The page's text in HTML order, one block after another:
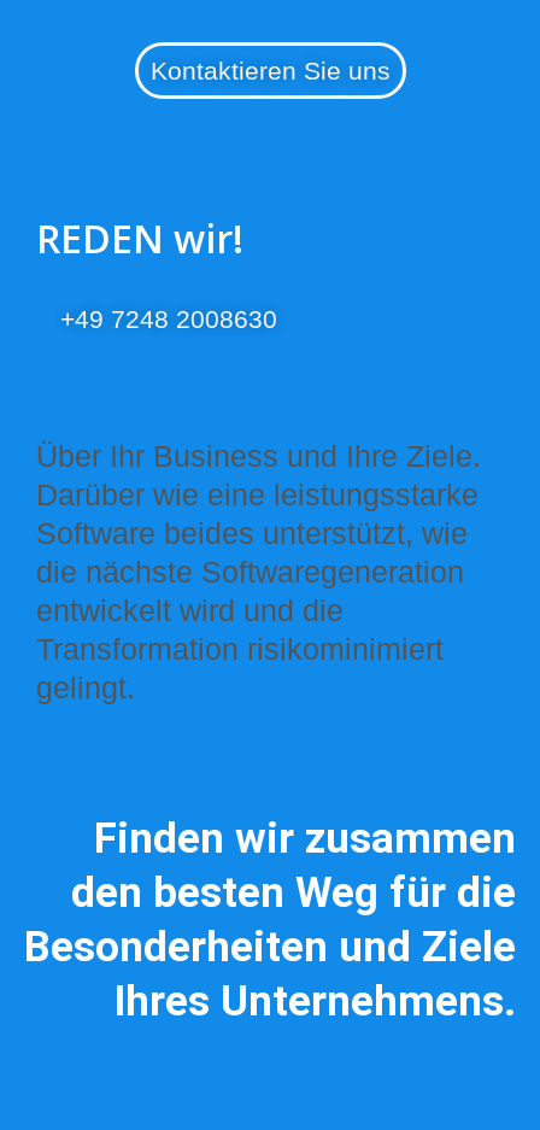
Kontaktieren Sie uns
REDEN wir!
+49 7248 2008630
Über Ihr Business und Ihre Ziele.
Darüber wie eine leistungsstarke
Software beides unterstützt, wie
die nächste Softwaregeneration
entwickelt wird und die
Transformation risikominimiert
gelingt.
Finden wir zusammen
den besten Weg für die
Besonderheiten und Ziele
Ihres Unternehmens.